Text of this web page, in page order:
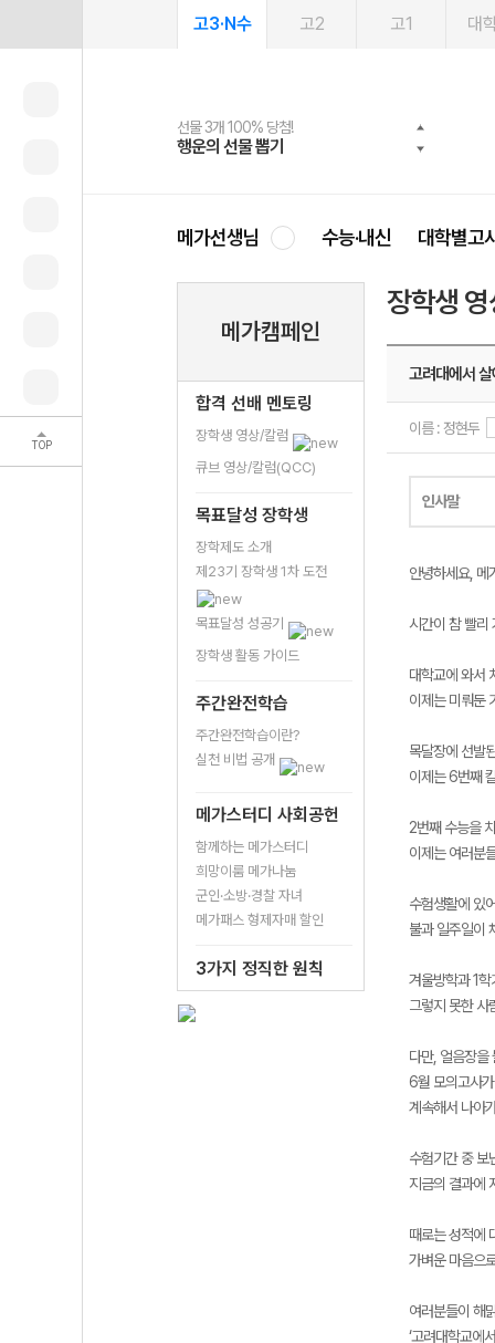
TOP
고3·N수 고2 고1 대
선물 3개 100% 당첨!
행운의 선물 뽑기
선물 100% 증정!
메가스터디 X 올리브
여름방학 스터디 캐시백
메가런 썸머스쿨
2027 러셀 단과
강사 공개선발
스마트러닝앱
설문 EVENT
메가패스
3일 무료 체험권
메가패스 수강생 무료혜택!
메가클럽 멤버십
사회공헌 캠페인
희망이룸 메가나눔
메가선생님 수능·내신 대학별고
메가캠페인
합격 선배 멘토링
장학생 영상/칼럼
큐브 영상/칼럼(QCC)
목표달성 장학생
장학제도 소개
제23기 장학생 1차 도전
목표달성 성공기
장학생 활동 가이드
주간완전학습
주간완전학습이란?
실천 비법 공개
메가스터디 사회공헌
함께하는 메가스터디
희망이룸 메가나눔
군인·소방·경찰 자녀
메가패스 형제자매 할인
3가지 정직한 원칙
장학생
고려대에서
이름 : 정현두
인사말
안녕하세요, 메
시간이 참 빨리
대학교에 와서
이제는 미뤄둔
목달장에 선발
이제는 6번째
2번째 수능을
이제는 여러분
수험생활에 있
불과 일주일이
겨울방학과 1
그렇지 못한 사
다만, 얼음장을
6월 모의고사
계속해서 나아
수험기간 중 보
지금의 결과에
때로는 성적에
가벼운 마음으
여러분들이 해
‘고려대학교에